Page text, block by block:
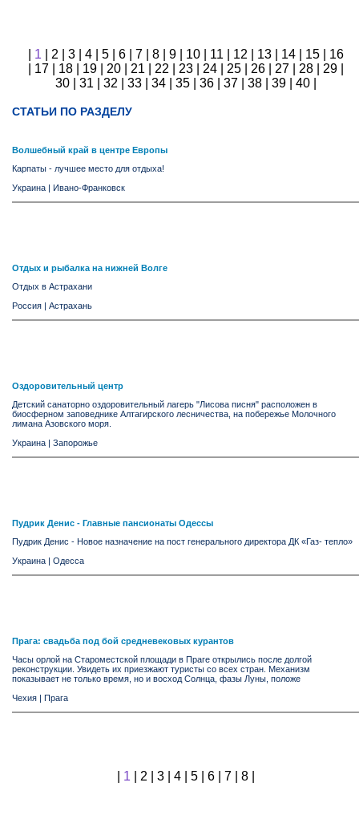
1 2 3| 4| 5| 6| 7| 8| 9| 10| 11 12 13| 14| 15| 16
17| 18| 19| 20| 21 22 23| 24| 25| 26| 27| 28| 29|
30| 31 32 33| 34| 35| 36| 37| 38| 39| 40|
СТАТЬИ ПО РАЗДЕЛУ
Волшебный край в центре Европы
Карпаты - лучшее место для отдыха!
Украина | Ивано-Франковск
Отдых и рыбалка на нижней Волге
Отдых в Астрахани
Россия | Астрахань
Оздоровительный центр
Детский санаторно оздоровительный лагерь "Лисова писня" расположен в
биосферном заповеднике Алтагирского лесничества, на побережье Молочного
лимана Азовского моря.
Украина | Запорожье
Пудрик Денис - Главные пансионаты Одессы
Пудрик Денис - Новое назначение на пост генерального директора ДК «Газ- тепло»
Украина | Одесса
Прага: свадьба под бой средневековых курантов
Часы орлой на Староместской площади в Праге открылись после долгой
реконструкции. Увидеть их приезжают туристы со всех стран. Механизм
показывает не только время, но и восход Солнца, фазы Луны, положе
Чехия | Прага
1 2 3| 4| 5| 6| 7| 8|